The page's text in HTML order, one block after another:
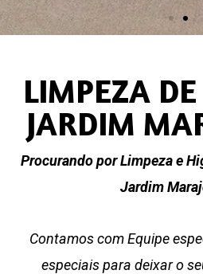
LIMPEZA
JARDIM
Procurando por Limpeza e
Jardim
Contamos com Equipe
especiais para deixar o